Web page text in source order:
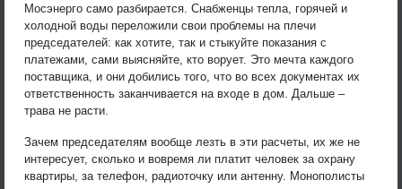
Мосэнерго само разбирается. Снабженцы тепла, горячей и
холодной воды переложили свои проблемы на плечи
председателей: как хотите, так и стыкуйте показания с
платежами, сами выясняйте, кто ворует. Это мечта каждого
поставщика, и они добились того, что во всех документах их
ответственность заканчивается на входе в дом. Дальше –
трава не расти.
Зачем председателям вообще лезть в эти расчеты, их же не
интересует, сколько и вовремя ли платит человек за охрану
квартиры, за телефон, радиоточку или антенну. Монополисты